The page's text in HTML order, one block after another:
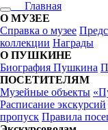
Главная
О МУЗЕЕ
Справка о музее
коллекции Награды
О ПУШКИНЕ
Биография Пушкина
ПОСЕТИТЕЛЯМ
Музейные объекты
Расписание экскурсий
пропуск Правила